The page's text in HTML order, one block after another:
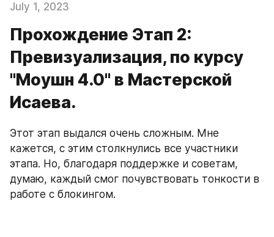
July 1, 2023
Прохождение Этап 2:
Превизуализация, по курсу
"Моушн 4.0" в Мастерской
Исаева.
Этот этап выдался очень сложным. Мне
кажется, с этим столкнулись все участники
этапа. Но, благодаря поддержке и советам,
думаю, каждый смог почувствовать тонкости в
работе с блокингом.